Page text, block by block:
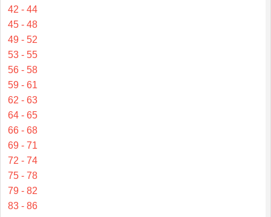
42 - 44
45 - 48
49 - 52
53 - 55
56 - 58
59 - 61
62 - 63
64 - 65
66 - 68
69 - 71
72 - 74
75 - 78
79 - 82
83 - 86